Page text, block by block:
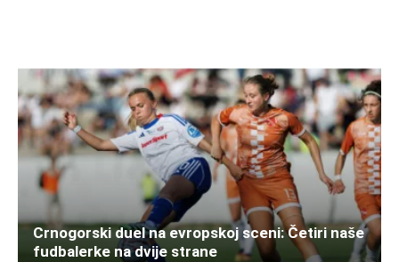
Crnogorski duel na evropskoj sceni: Četiri naše
fudbalerke na dvije strane